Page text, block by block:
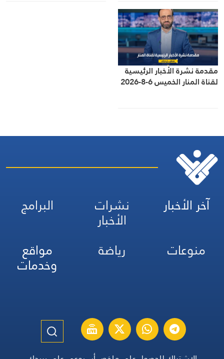
الساحتين السياسية
والميدانية، إلى جانب المواقف
الرسمية وأبرز التطورات ذات
الصلة بالشأنين الداخلي
والإقليمي
مقدمة نشرة الأخبار الرئيسية
لقناة المنار الخميس 6-8-2026
آخر الأخبار نشرات
الأخبار
البرامج
منوعات
رياضة مواقع
وخدمات